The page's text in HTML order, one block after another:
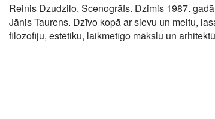
Reinis Dzudzilo. Scenogrāfs. Dzimis 1987.
Jānis Taurens. Dzīvo kopā ar sievu un meitu,
filozofiju, estētiku, laikmetīgo mākslu un